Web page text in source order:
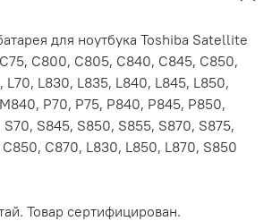
для ноутбука Toshiba Satellite
C800, C805, C840, C845, C850,
L70, L830, L835, L840, L845, L850,
P70, P75, P840, P845, P850,
S845, S850, S855, S870, S875,
C870, L830, L850, L870, S850
Товар сертифицирован.